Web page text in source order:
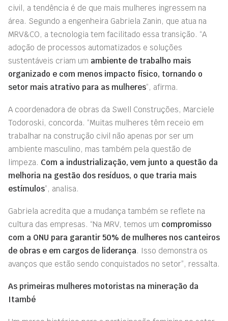
civil, a tendência é de que mais mulheres ingressem na
área. Segundo a engenheira Gabriela Zanin, que atua na
MRV&CO, a tecnologia tem facilitado essa transição. “A
adoção de processos automatizados e soluções
sustentáveis criam um ambiente de trabalho mais
organizado e com menos impacto físico, tornando o
setor mais atrativo para as mulheres”, afirma.
A coordenadora de obras da Swell Construções, Marciele
Todoroski, concorda. “Muitas mulheres têm receio em
trabalhar na construção civil não apenas por ser um
ambiente masculino, mas também pela questão de
limpeza. Com a industrialização, vem junto a questão da
melhoria na gestão dos resíduos, o que traria mais
estímulos”, analisa.
Gabriela acredita que a mudança também se reflete na
cultura das empresas. “Na MRV, temos um compromisso
com a ONU para garantir 50% de mulheres nos canteiros
de obras e em cargos de liderança. Isso demonstra os
avanços que estão sendo conquistados no setor”, ressalta.
As primeiras mulheres motoristas na mineração da
Itambé